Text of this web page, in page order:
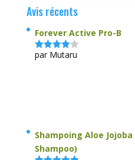
Avis récents
Forever Active Pro-B
Note4
par Mutaru
Shampoing Aloe
Shampoo)